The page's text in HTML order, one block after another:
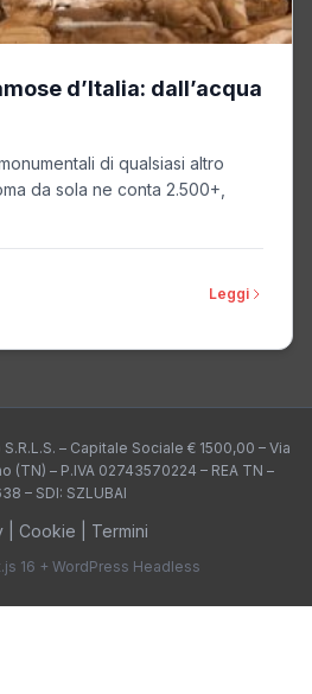
d’Italia: dall’acqua
di qualsiasi altro
da sola ne conta 2.500+,
Leggi
– Capitale Sociale € 1500,00 – Via
(TN) – P.IVA 02743570224 – REA TN –
– SDI: SZLUBAI
Cookie Termini
16 + WordPress Headless